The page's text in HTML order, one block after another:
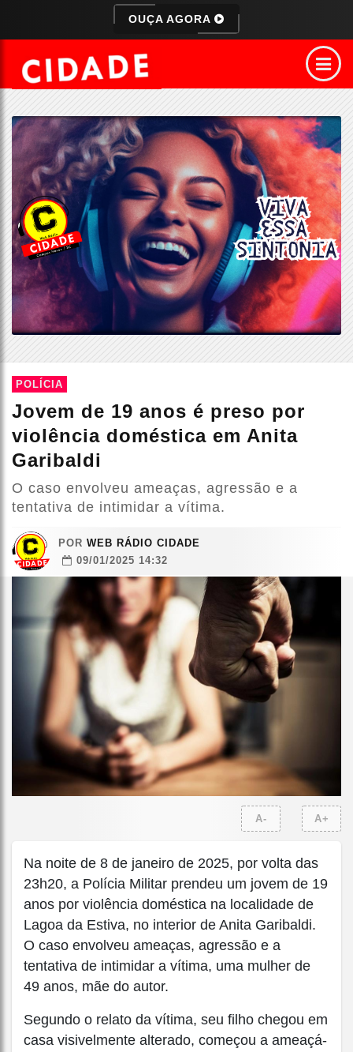
OUÇA AGORA
POLÍCIA
Jovem de 19 anos é preso por
violência doméstica em Anita
Garibaldi
O caso envolveu ameaças, agressão e a
tentativa de intimidar a vítima.
POR WEB RÁDIO CIDADE
09/01/2025 14:32
A- A+
Na noite de 8 de janeiro de 2025, por volta das
23h20, a Polícia Militar prendeu um jovem de 19
anos por violência doméstica na localidade de
Lagoa da Estiva, no interior de Anita Garibaldi.
O caso envolveu ameaças, agressão e a
tentativa de intimidar a vítima, uma mulher de
49 anos, mãe do autor.
Segundo o relato da vítima, seu filho chegou em
casa visivelmente alterado, começou a ameaçá-